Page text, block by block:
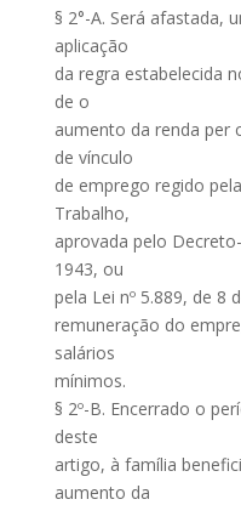
§ 2°-A. Será afastada,
aplicação
da regra estabelecida
de o
aumento da renda per
de vínculo
de emprego regido
Trabalho,
aprovada pelo
1943, ou
pela Lei nº 5.889, de 8
remuneração do
salários
mínimos.
§ 2º-B. Encerrado o
deste
artigo, à família
aumento da